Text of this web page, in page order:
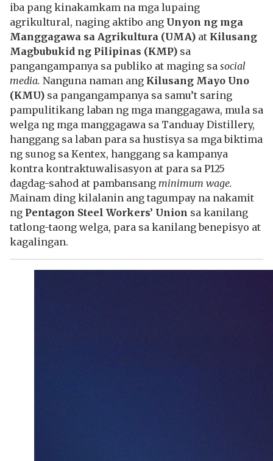
iba pang kinakamkam na mga lupaing
agrikultural, naging aktibo ang Unyon ng mga
Manggagawa sa Agrikultura (UMA) at Kilusang
Magbubukid ng Pilipinas (KMP) sa
pangangampanya sa publiko at maging sa social
media. Nanguna naman ang Kilusang Mayo Uno
(KMU) sa pangangampanya sa samu’t saring
pampulitikang laban ng mga manggagawa, mula sa
welga ng mga manggagawa sa Tanduay Distillery,
hanggang sa laban para sa hustisya sa mga biktima
ng sunog sa Kentex, hanggang sa kampanya
kontra kontraktuwalisasyon at para sa P125
dagdag-sahod at pambansang minimum wage.
Mainam ding kilalanin ang tagumpay na nakamit
ng Pentagon Steel Workers’ Union sa kanilang
tatlong-taong welga, para sa kanilang benepisyo at
kagalingan.